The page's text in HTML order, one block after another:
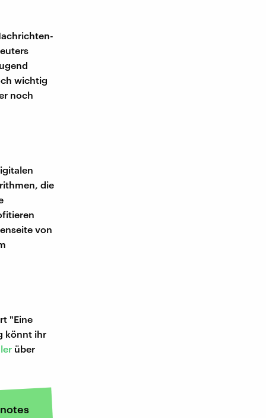
wichtig
noch
die
von
"Eine
könnt ihr
über